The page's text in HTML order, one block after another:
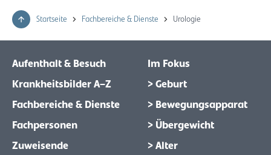
Startseite Fachbereiche & Dienste Urologie
Aufenthalt & Besuch
Krankheitsbilder A–Z
Fachbereiche & Dienste
Fachpersonen
Zuweisende
Im Fokus
> Geburt
> Bewegungsapparat
> Übergewicht
> Alter